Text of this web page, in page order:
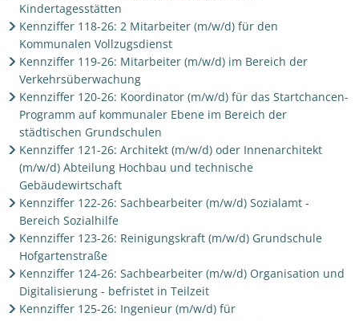
Kindertagesstätten
Kennziffer 118-26: 2 Mitarbeiter (m/w/d) für den
Kommunalen Vollzugsdienst
Kennziffer 119-26: Mitarbeiter (m/w/d) im Bereich der
Verkehrsüberwachung
Kennziffer 120-26: Koordinator (m/w/d) für das Startchancen-
Programm auf kommunaler Ebene im Bereich der
städtischen Grundschulen
Kennziffer 121-26: Architekt (m/w/d) oder Innenarchitekt
(m/w/d) Abteilung Hochbau und technische
Gebäudewirtschaft
Kennziffer 122-26: Sachbearbeiter (m/w/d) Sozialamt -
Bereich Sozialhilfe
Kennziffer 123-26: Reinigungskraft (m/w/d) Grundschule
Hofgartenstraße
Kennziffer 124-26: Sachbearbeiter (m/w/d) Organisation und
Digitalisierung - befristet in Teilzeit
Kennziffer 125-26: Ingenieur (m/w/d) für